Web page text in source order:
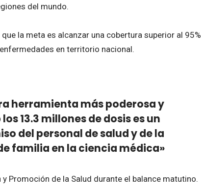
del mundo.
la meta es alcanzar una cobertura superior al 95%
en territorio nacional.
herramienta más poderosa y
13.3 millones de dosis es un
del personal de salud y de la
familia en la ciencia médica»
Promoción de la Salud durante el balance matutino.